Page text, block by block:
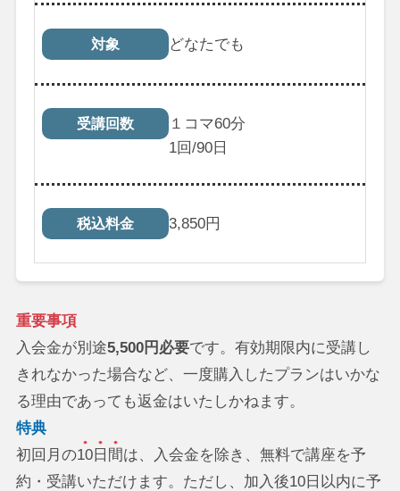
対象 どなたでも
受講回数
１コマ60分
1回/90日
税込料金 3,850円
重要事項
入会金が別途5,500円必要です。有効期限内に受講し
きれなかった場合など、一度購入したプランはいかな
る理由であっても返金はいたしかねます。
特典
初回月の10日間は、入会金を除き、無料で講座を予
約・受講いただけます。ただし、加入後10日以内に予